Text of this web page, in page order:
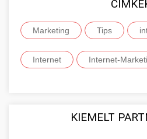
Marketing Tips
Internet Internet-
KIEMELT